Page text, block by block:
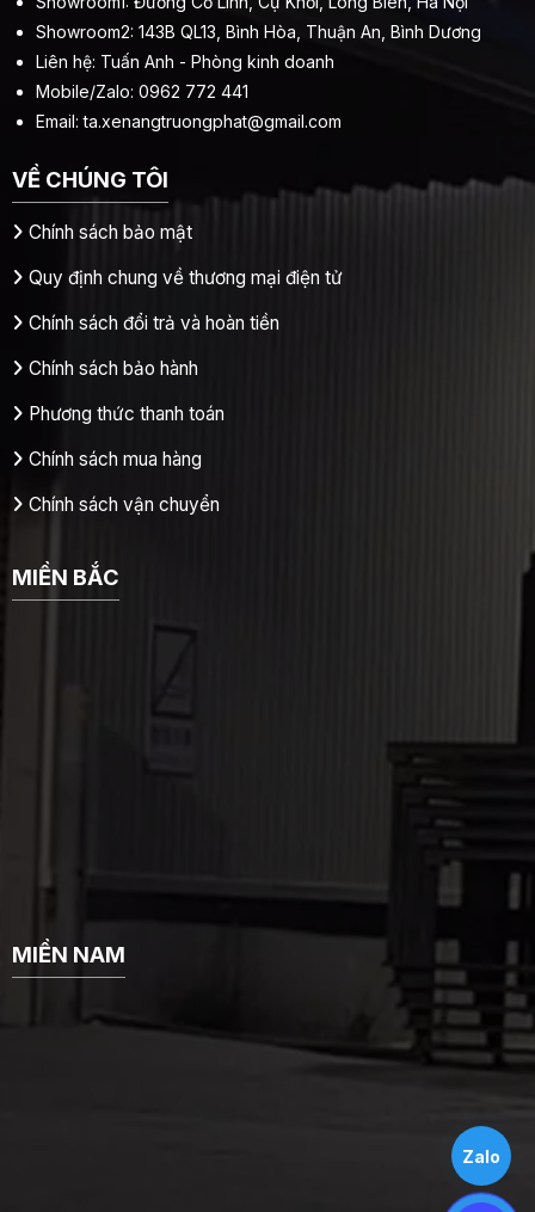
Showroom2: 143B QL13, Bình Hòa, Thuận An, Bình Dương
Liên hệ: Tuấn Anh - Phòng kinh doanh
Mobile/Zalo: 0962 772 441
Email:ta.xenangtruongphat@gmail.com
VỀ CHÚNG TÔI
Chính sách bảo mật
Quy định chung về thương mại điện tử
Chính sách đổi trả và hoàn tiền
Chính sách bảo hành
Phương thức thanh toán
Chính sách mua hàng
Chính sách vận chuyển
MIỀN BẮC
MIỀN NAM
Zalo